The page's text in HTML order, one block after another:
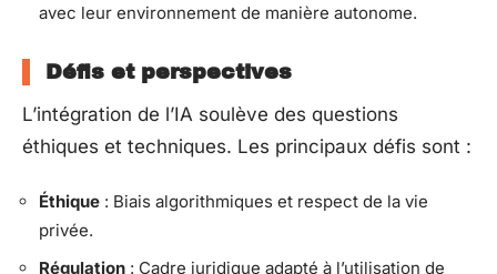
avec leur environnement de manière autonome.
Défis et perspectives
L’intégration de l’IA soulève des questions
éthiques et techniques. Les principaux défis sont :
Éthique : Biais algorithmiques et respect de la vie
privée.
Régulation : Cadre juridique adapté à l’utilisation de